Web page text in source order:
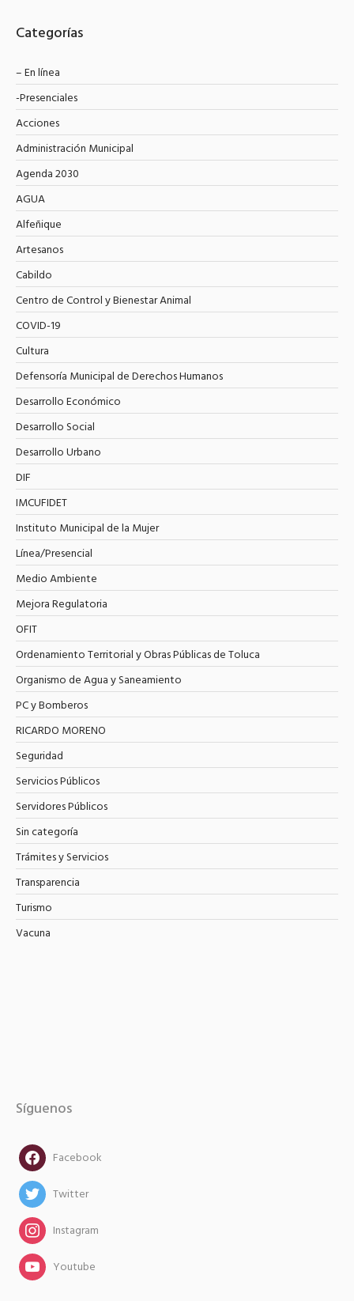
Categorías
– En línea
-Presenciales
Acciones
Administración Municipal
Agenda 2030
AGUA
Alfeñique
Artesanos
Cabildo
Centro de Control y Bienestar Animal
COVID-19
Cultura
Defensoría Municipal de Derechos Humanos
Desarrollo Económico
Desarrollo Social
Desarrollo Urbano
DIF
IMCUFIDET
Instituto Municipal de la Mujer
Línea/Presencial
Medio Ambiente
Mejora Regulatoria
OFIT
Ordenamiento Territorial y Obras Públicas de Toluca
Organismo de Agua y Saneamiento
PC y Bomberos
RICARDO MORENO
Seguridad
Servicios Públicos
Servidores Públicos
Sin categoría
Trámites y Servicios
Transparencia
Turismo
Vacuna
Síguenos
facebookFacebook
twitterTwitter
instagramInstagram
instagramYoutube